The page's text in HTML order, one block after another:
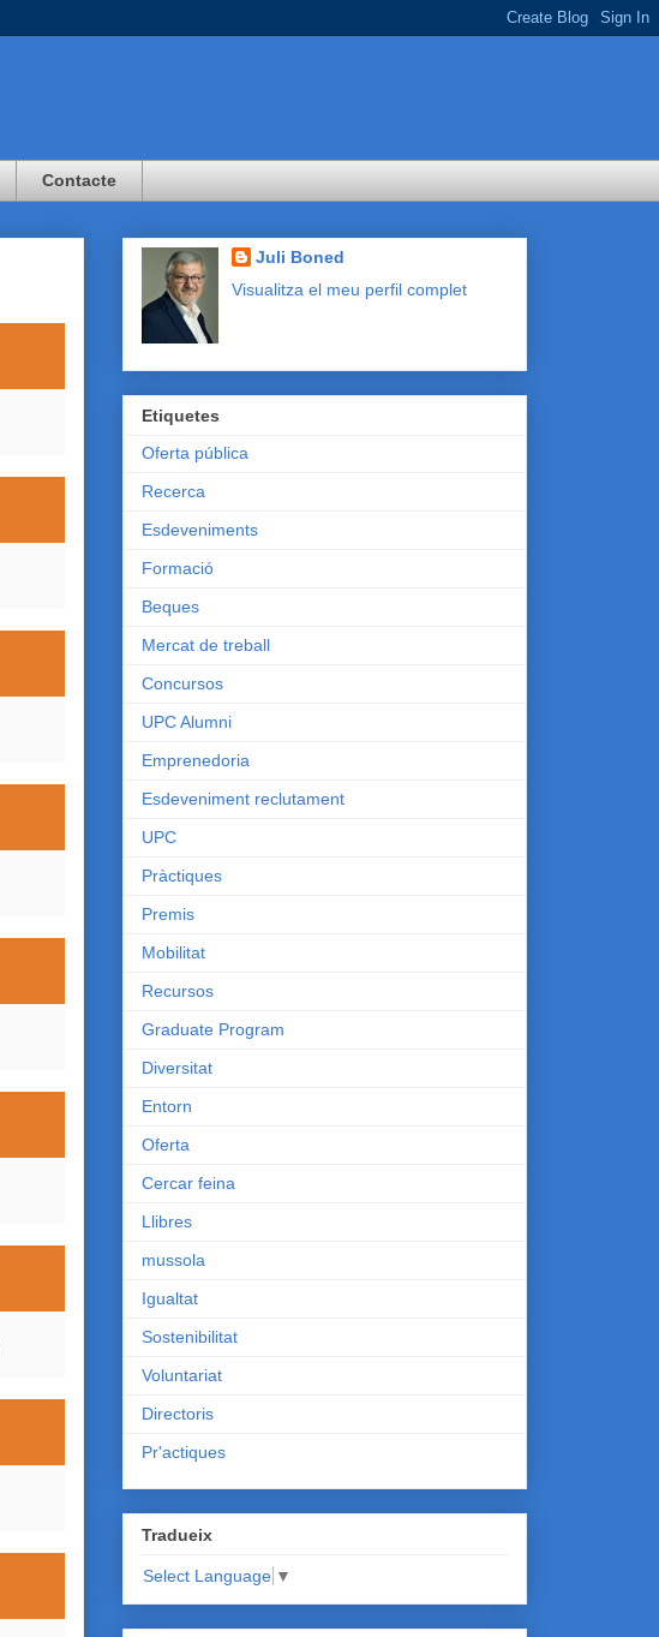
Contacte
Juli Boned
Visualitza el meu perfil complet
Etiquetes
Oferta pública
Recerca
Esdeveniments
Formació
Beques
Mercat de treball
Concursos
UPC Alumni
Emprenedoria
Esdeveniment reclutament
UPC
Pràctiques
Premis
Mobilitat
Recursos
Graduate Program
Diversitat
Entorn
Oferta
Cercar feina
Llibres
mussola
Igualtat
Sostenibilitat
Voluntariat
Directoris
Pr'actiques
Tradueix
Select Language ▼